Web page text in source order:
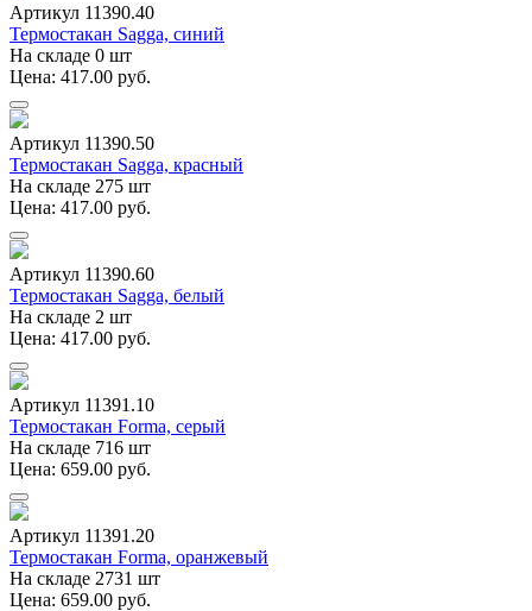
Артикул 11390.40
Термостакан Sagga, синий
На складе 0 шт
Цена: 417.00 руб.
Артикул 11390.50
Термостакан Sagga, красный
На складе 275 шт
Цена: 417.00 руб.
Артикул 11390.60
Термостакан Sagga, белый
На складе 2 шт
Цена: 417.00 руб.
Артикул 11391.10
Термостакан Forma, серый
На складе 716 шт
Цена: 659.00 руб.
Артикул 11391.20
Термостакан Forma, оранжевый
На складе 2731 шт
Цена: 659.00 руб.